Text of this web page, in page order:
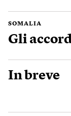
SOMALIA
Gli
In breve